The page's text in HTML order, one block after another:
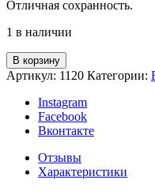
Отличная сохранность.
1 в наличии
В корзину
Артикул: 1120 Категории:
Instagram
Facebook
Вконтакте
Отзывы
Характеристики